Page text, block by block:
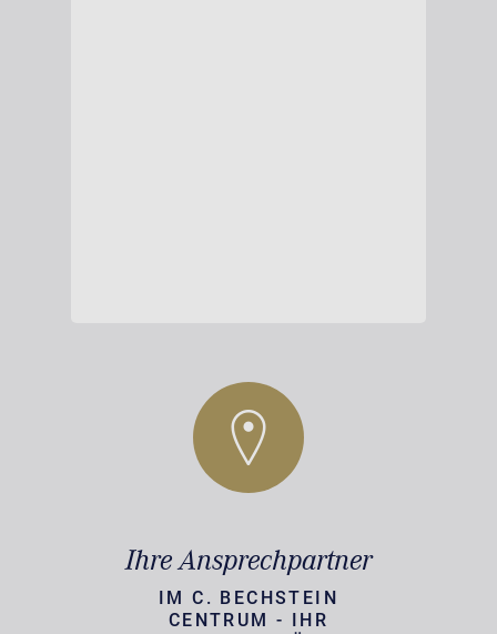
Ihre Ansprechpartner
IM C. BECHSTEIN
CENTRUM - IHR